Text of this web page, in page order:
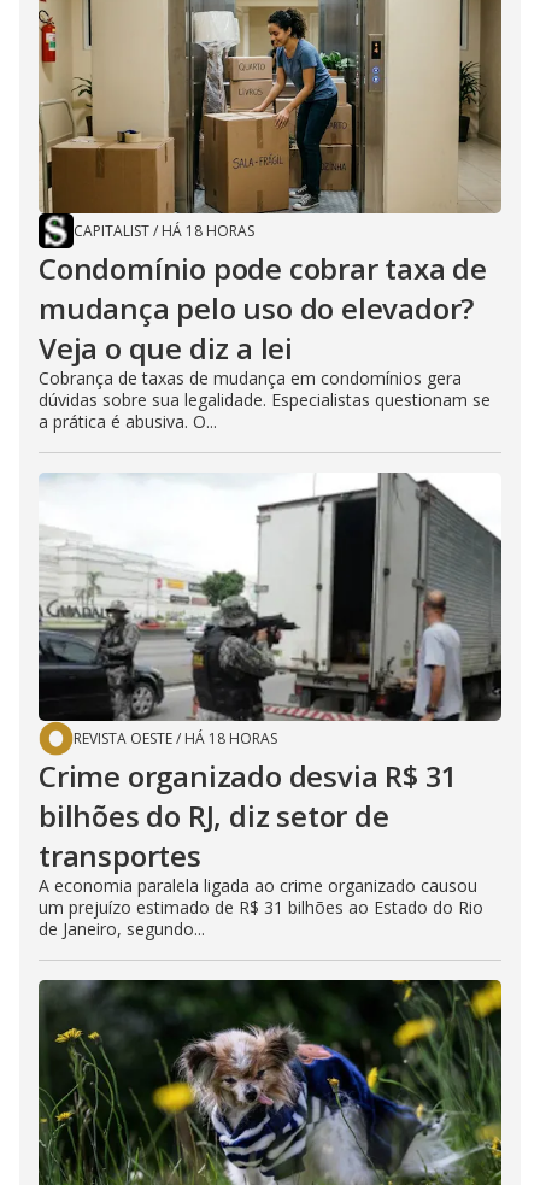
CAPITALIST/ HÁ 18 HORAS
Condomínio pode cobrar taxa de
mudança pelo uso do elevador?
Veja o que diz a lei
Cobrança de taxas de mudança em condomínios gera
dúvidas sobre sua legalidade. Especialistas questionam se
a prática é abusiva. O...
REVISTA OESTE/ HÁ 18 HORAS
Crime organizado desvia R$ 31
bilhões do RJ, diz setor de
transportes
A economia paralela ligada ao crime organizado causou
um prejuízo estimado de R$ 31 bilhões ao Estado do Rio
de Janeiro, segundo...